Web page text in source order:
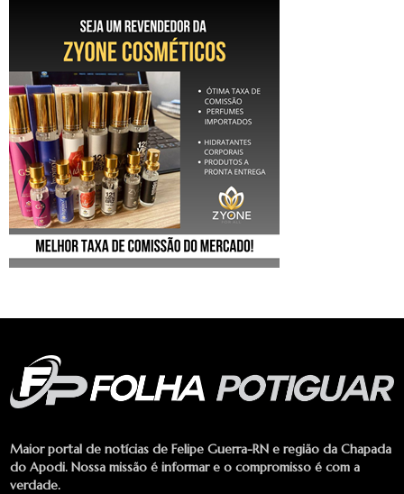
Maior portal de notícias de Felipe Guerra-RN e região da Chapada
do Apodi. Nossa missão é informar e o compromisso é com a
verdade.